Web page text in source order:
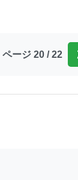
ページ 20 / 22